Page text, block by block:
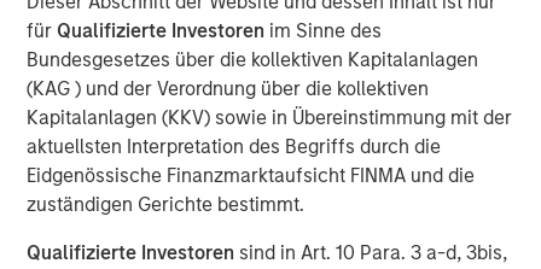
für Qualifizierte Investoren im Sinne des
Bundesgesetzes über die kollektiven Kapitalanlagen
(KAG ) und der Verordnung über die kollektiven
Kapitalanlagen (KKV) sowie in Übereinstimmung mit der
aktuellsten Interpretation des Begriffs durch die
Eidgenössische Finanzmarktaufsicht FINMA und die
zuständigen Gerichte bestimmt.
Qualifizierte Investoren sind in Art. 10 Para. 3 a-d, 3bis,
12 JANUAR 2026
The Author
Mike Rosborough